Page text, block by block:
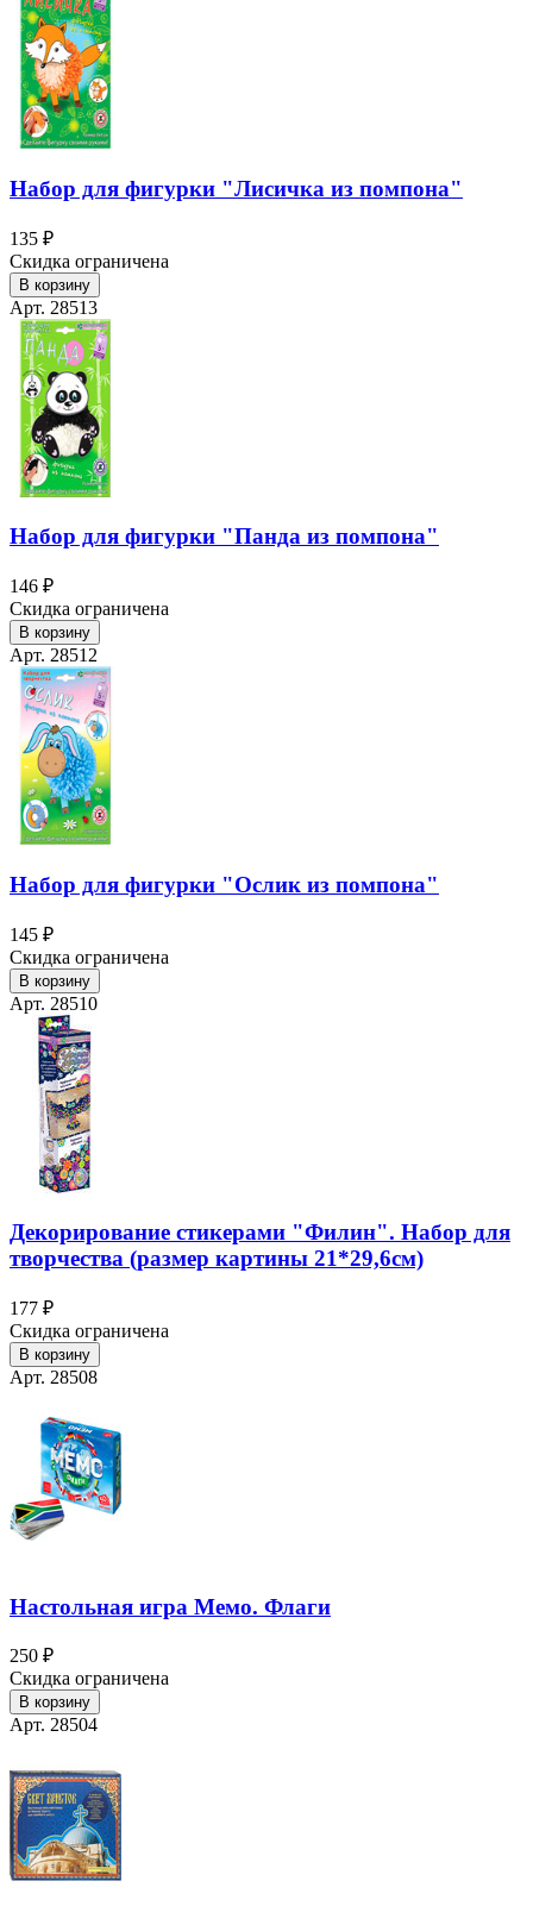
Набор для фигурки "Лисичка из помпона"
135 ₽
Скидка ограничена
В корзину
Арт. 28513
Набор для фигурки "Панда из помпона"
146 ₽
Скидка ограничена
В корзину
Арт. 28512
Набор для фигурки "Ослик из помпона"
145 ₽
Скидка ограничена
В корзину
Арт. 28510
Декорирование стикерами "Филин". Набор для
творчества (размер картины 21*29,6см)
177 ₽
Скидка ограничена
В корзину
Арт. 28508
Настольная игра Мемо. Флаги
250 ₽
Скидка ограничена
В корзину
Арт. 28504